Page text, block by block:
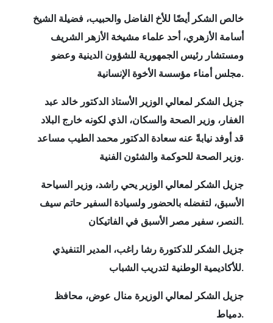
خالص الشكر أيضًا للأخ الفاضل والحبيب، فضيلة الشيخ
أسامة الأزهري، أحد علماء مشيخة الأزهر الشريف
ومستشار رئيس الجمهورية للشؤون الدينية وعضو
مجلس أمناء مؤسسة الأخوة الإنسانية.
جزيل الشكر لمعالي الوزير الأستاذ الدكتور خالد عبد
الغفار، وزير الصحة والسكان، الذي لكونه خارج البلاد
قد أوفد نيابةً عنه سعادة الدكتور محمد الطيب مساعد
وزير الصحة للحوكمة والشئون الفنية.
جزيل الشكر لمعالي الوزير يحي راشد، وزير السياحة
الأسبق، لتفضله بالحضور ولسيادة السفير حاتم سيف
النصر، سفير مصر الأسبق في الفاتيكان.
جزيل الشكر للدكتورة رشا راغب، المدير التنفيذي
للأكاديمية الوطنية لتدريب الشباب.
جزيل الشكر لمعالي الوزيرة منال عوض، محافظ
دمياط.